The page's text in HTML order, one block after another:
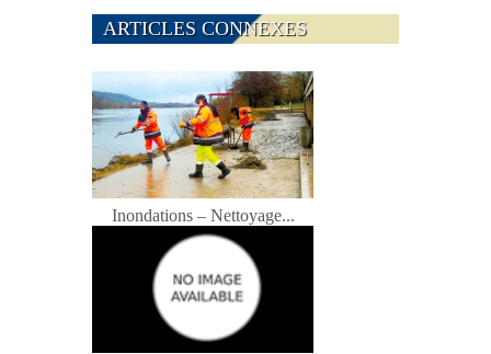
ARTICLES CONNEXES
Inondations – Nettoyage...